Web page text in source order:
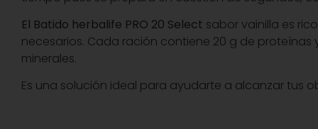
El Batido herbalife PRO 20 Select sabor vainilla es
necesarios. Cada ración contiene 20 g de
minerales.
Es una solución ideal para ayudarte a alcanzar tus